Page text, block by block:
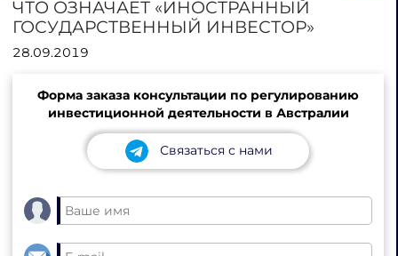
ЧТО ОЗНАЧАЕТ «ИНОСТРАННЫЙ
ГОСУДАРСТВЕННЫЙ ИНВЕСТОР»
28.09.2019
Форма заказа консультации по регулированию
инвестиционной деятельности в Австралии
Связаться с нами